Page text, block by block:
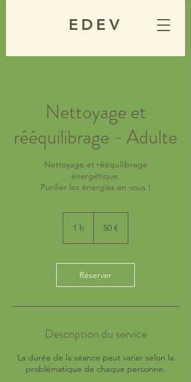
EDEV
Nettoyage et
rééquilibrage - Adulte
Nettoyage et rééquilibrage
énergétique.
Purifier les énergies en vous !
1 h 50 €
Réserver
Description du service
La durée de la séance peut varier selon la
problématique de chaque personne.